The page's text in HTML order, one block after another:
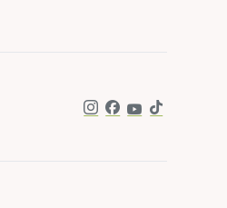
Instagram
Facebook
YouTube
TikTok